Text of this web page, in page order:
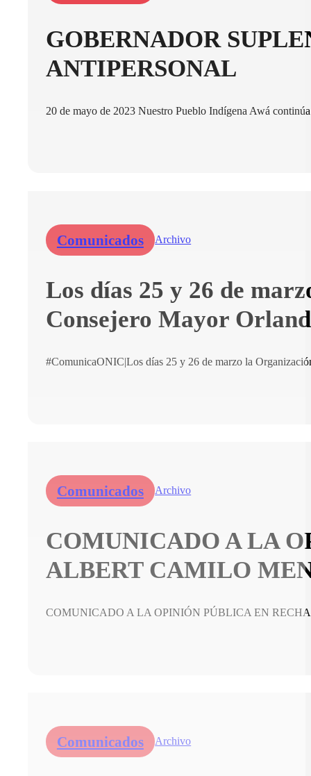
GOBERNADOR
ANTIPERSONAL
20 de mayo de 2023 Nuestro Pueblo Indígena Awá
Comunicados Archivo
Los días 25 y 26 de
Consejero Mayor
#ComunicaONIC|Los días 25 y 26 de marzo la
Comunicados Archivo
COMUNICADO A LA
ALBERT CAMILO
COMUNICADO A LA OPINIÓN PÚBLICA EN
Comunicados Archivo